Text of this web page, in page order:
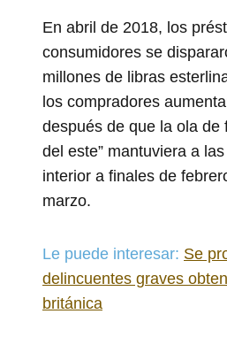
En abril de 2018, los
consumidores se
millones de libras
los compradores
después de que la ola de
del este” mantuviera a
interior a finales de
marzo.
Le puede interesar: Se
delincuentes graves
británica